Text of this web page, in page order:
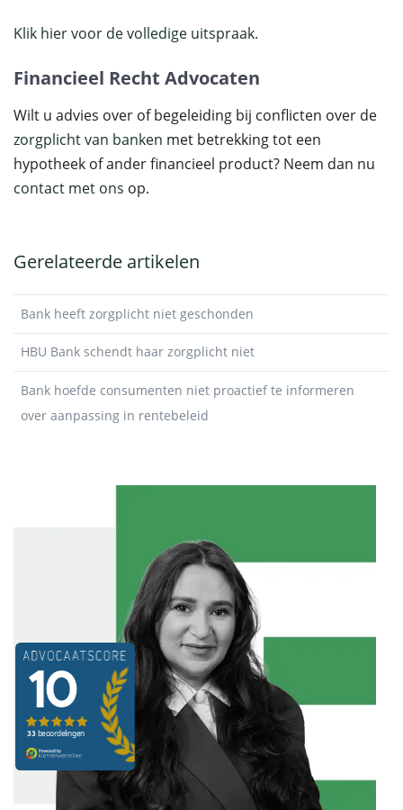
Klik hier voor de volledige uitspraak.
Financieel Recht Advocaten
Wilt u advies over of begeleiding bij conflicten over de
zorgplicht van banken met betrekking tot een
hypotheek of ander financieel product? Neem dan nu
contact met ons op.
Gerelateerde artikelen
Bank heeft zorgplicht niet geschonden
HBU Bank schendt haar zorgplicht niet
Bank hoefde consumenten niet proactief te informeren
over aanpassing in rentebeleid